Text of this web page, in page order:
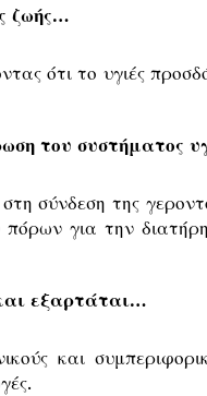
ζωής…
ότι το υγιές
του συστήματος
σύνδεση της
για την
εξαρτάται…
και